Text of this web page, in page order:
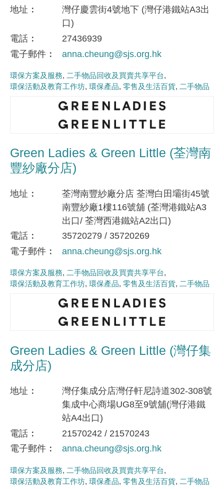
地址
灣仔慶雲街4號地下 (灣仔港鐵站A3出
口)
電話
27436939
電子郵件
anna.cheung@sjs.org.hk
環保方案及服務
二手物品回收及買賣共享平台
環保活動及教育工作坊 環保產品 零售及生活百貨 二手物品
Green Ladies & Green Little (荃灣南
豐紗廠分店)
地址
荃灣南豐紗廠分店 荃灣白田壩街45號
南豐紗廠1樓116號舖 (荃灣港鐵站A3
出口/ 荃灣西港鐵站A2出口)
電話
35720279 / 35720269
電子郵件
anna.cheung@sjs.org.hk
環保方案及服務
二手物品回收及買賣共享平台
環保活動及教育工作坊 環保產品 零售及生活百貨 二手物品
Green Ladies & Green Little (灣仔集
成分店)
地址
灣仔集成分店灣仔軒尼詩道302-308號
集成中心商場UG8至9號舖(灣仔港鐵
站A4出口)
電話
21570242 / 21570243
電子郵件
anna.cheung@sjs.org.hk
環保方案及服務
二手物品回收及買賣共享平台
環保活動及教育工作坊 環保產品 零售及生活百貨 二手物品